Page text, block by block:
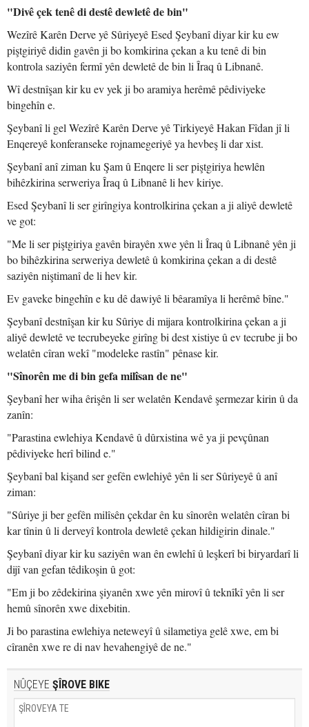
"Divê çek tenê di destê dewletê de bin"
Wezîrê Karên Derve yê Sûriyeyê Esed Şeybanî diyar kir ku ew
piştgiriyê didin gavên ji bo komkirina çekan a ku tenê di bin
kontrola saziyên fermî yên dewletê de bin li Îraq û Libnanê.
Wî destnîşan kir ku ev yek ji bo aramiya herêmê pêdiviyeke
bingehîn e.
Şeybanî li gel Wezîrê Karên Derve yê Tirkiyeyê Hakan Fîdan jî li
Enqereyê konferanseke rojnamegeriyê ya hevbeş li dar xist.
Şeybanî anî ziman ku Şam û Enqere li ser piştgiriya hewlên
bihêzkirina serweriya Îraq û Libnanê li hev kiriye.
Esed Şeybanî li ser girîngiya kontrolkirina çekan a ji aliyê dewletê
ve got:
"Me li ser piştgiriya gavên birayên xwe yên li Îraq û Libnanê yên ji
bo bihêzkirina serweriya dewletê û komkirina çekan a di destê
saziyên niştimanî de li hev kir.
Ev gaveke bingehîn e ku dê dawiyê li bêaramîya li herêmê bîne."
Şeybanî destnîşan kir ku Sûriye di mijara kontrolkirina çekan a ji
aliyê dewletê ve tecrubeyeke girîng bi dest xistiye û ev tecrube ji bo
welatên cîran wekî "modeleke rastîn" pênase kir.
"Sînorên me di bin gefa milîsan de ne"
Şeybanî her wiha êrişên li ser welatên Kendavê şermezar kirin û da
zanîn:
"Parastina ewlehiya Kendavê û dûrxistina wê ya ji pevçûnan
pêdiviyeke herî bilind e."
Şeybanî bal kişand ser gefên ewlehiyê yên li ser Sûriyeyê û anî
ziman:
"Sûriye ji ber gefên milîsên çekdar ên ku sînorên welatên cîran bi
kar tînin û li derveyî kontrola dewletê çekan hildigirin dinale."
Şeybanî diyar kir ku saziyên wan ên ewlehî û leşkerî bi biryardarî li
dijî van gefan têdikoşin û got:
"Em ji bo zêdekirina şiyanên xwe yên mirovî û teknîkî yên li ser
hemû sînorên xwe dixebitin.
Ji bo parastina ewlehiya neteweyî û silametiya gelê xwe, em bi
cîranên xwe re di nav hevahengiyê de ne."
NÛÇEYE ŞÎROVE BIKE